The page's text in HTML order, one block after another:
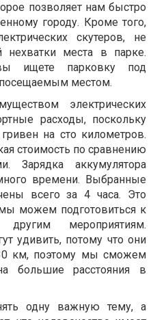
позволяет нам быстро
городу. Кроме того,
скутеров, не
нехватки места в парке.
ищете парковку под
местом.
электрических
расходы, поскольку
на сто километров.
стоимость по сравнению
Зарядка аккумулятора
времени. Выбранные
всего за 4 часа. Это
можем подготовиться к
мероприятиям.
удивить, потому что они
км, поэтому мы сможем
большие расстояния в
одну важную тему, а